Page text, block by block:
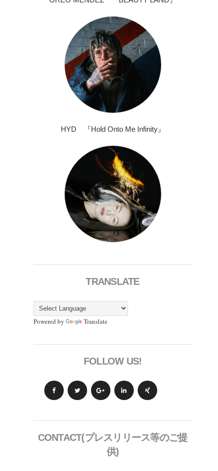
HYD 『Hold Onto Me Infinity』
TRANSLATE
Powered by Translate
FOLLOW US!
CONTACT(プレスリリース等のご提
供)